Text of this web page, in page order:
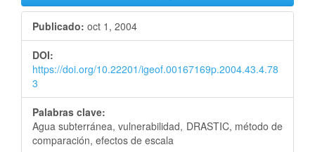
del
artículo
Publicado: oct 1, 2004
DOI:
https://doi.org/10.22201/igeof.00167169p.2004.43.4.78
3
Palabras clave:
Agua subterránea, vulnerabilidad, DRASTIC, método de
comparación, efectos de escala